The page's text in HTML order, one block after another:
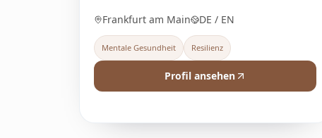
Frankfurt am Main DE / EN
Mentale Gesundheit Resilienz
Profil ansehen